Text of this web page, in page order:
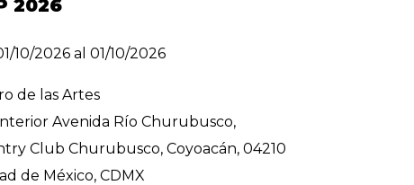
2026
10/2026 al 01/10/2026
de las Artes
Avenida Río Churubusco,
Club Churubusco, Coyoacán, 04210
de México, CDMX